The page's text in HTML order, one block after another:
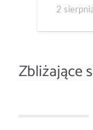
2
Zbliżające